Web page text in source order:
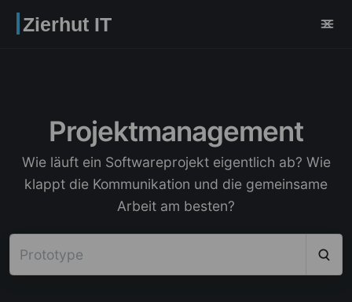
Zierhut IT
Projektmanagement
Wie läuft ein Softwareprojekt eigentlich ab? Wie
klappt die Kommunikation und die gemeinsame
Arbeit am besten?